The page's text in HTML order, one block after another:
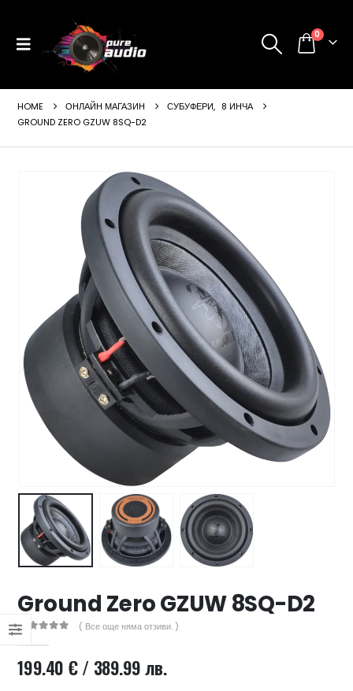
0
HOME ОНЛАЙН МАГАЗИН СУБУФЕРИ, 8 ИНЧА
GROUND ZERO GZUW 8SQ-D2
Ground Zero GZUW 8SQ-D2
0
( Все още няма отзиви. )
199.40 €/ 389.99 лв.
лв..